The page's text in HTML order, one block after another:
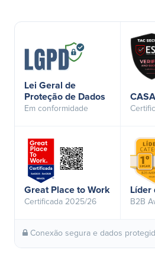
Lei Geral de
Proteção de Dados
Em conformidade
Great Place to Work
Certificada 2025/26
Líder
B2B
Conexão segura e dados